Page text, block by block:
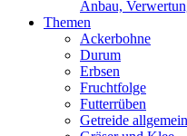
Anbau,
Themen
Ackerbohne
Durum
Erbsen
Fruchtfolge
Futterrüben
Getreide allgemein